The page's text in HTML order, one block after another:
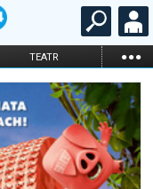
TEATR ...
STAND-UP
KARNETY